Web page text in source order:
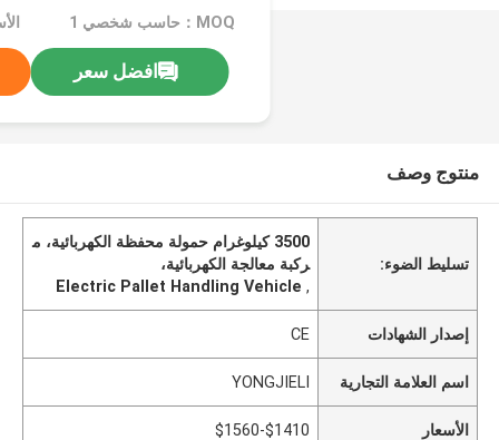
MOQ：حاسب شخصي 1
افضل سعر
منتوج وصف
تسليط الضوء:
3500 كيلوغرام حمولة محفظة الكهربائية، م
ركبة معالجة الكهربائية،
,
Electric Pallet Handling Vehicle
إصدار الشهادات CE
اسم العلامة التجارية YONGJIELI
الأسعار $1410-$1560